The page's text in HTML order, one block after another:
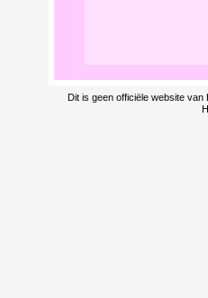
Dit is geen officiële website